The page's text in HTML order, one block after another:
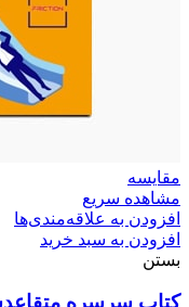
مقایسه
مشاهده سریع
افزودن به علاقه‌مندی‌ها
افزودن به سبد خرید
بستن
کتاب سرسره